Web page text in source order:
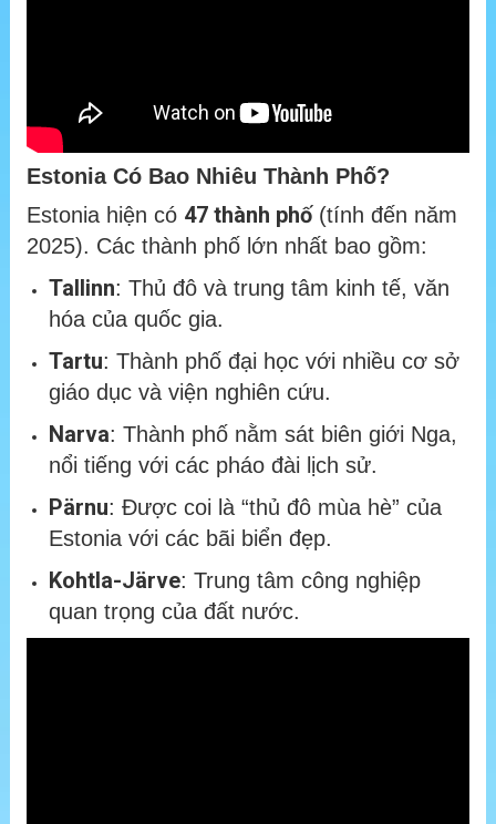
Estonia Có Bao Nhiêu Thành Phố?
Estonia hiện có 47 thành phố(tính đến năm
2025). Các thành phố lớn nhất bao gồm:
Tallinn: Thủ đô và trung tâm kinh tế, văn
hóa của quốc gia.
Tartu: Thành phố đại học với nhiều cơ sở
giáo dục và viện nghiên cứu.
Narva: Thành phố nằm sát biên giới Nga,
nổi tiếng với các pháo đài lịch sử.
Pärnu: Được coi là “thủ đô mùa hè” của
Estonia với các bãi biển đẹp.
Kohtla-Järve: Trung tâm công nghiệp
quan trọng của đất nước.